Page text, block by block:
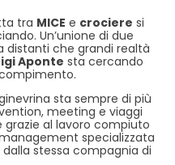
tra MICE e crociere si
Un’unione di due
distanti che grandi realtà
Aponte sta cercando
sta sempre di più
meeting e viaggi
grazie al lavoro compiuto
specializzata
stessa compagnia di